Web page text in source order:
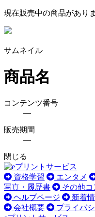
現在販売中の商品があり
サムネイル
商品名
コンテンツ番号
―
販売期間
―
閉じる
資格学習 エンタメ
写真・履歴書
その他コ
ヘルプページ
新着
会社概要
プライバ